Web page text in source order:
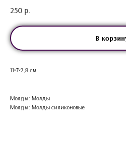
250 р.
В
11×7×2,8 см
Молды: Молды
Молды: Молды силиконовые